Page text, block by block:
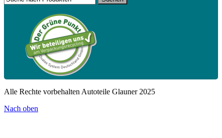
Alle Rechte vorbehalten Autoteile Glauner 2025
Nach oben